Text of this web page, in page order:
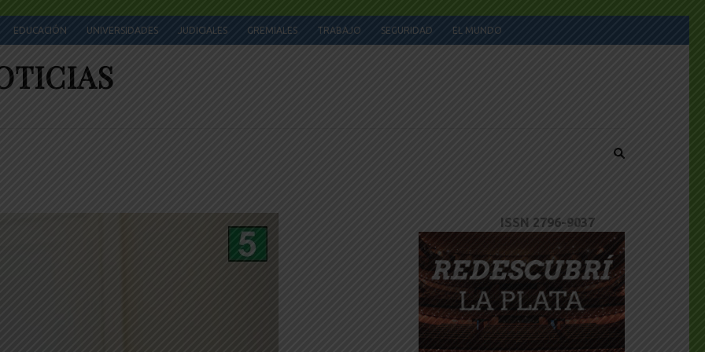
EDUCACIÓN UNIVERSIDADES JUDICIALES GREMIALES TRABAJO SEGURIDAD EL MUNDO
ISSN 2796-9037